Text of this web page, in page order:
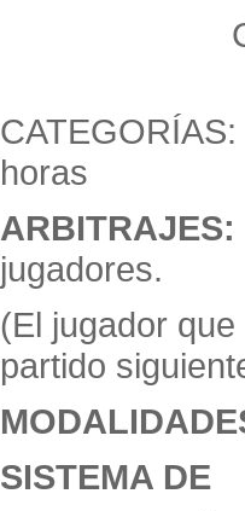
horas
ARBITRAJES:
jugadores.
(El jugador
partido
SISTEMA DE